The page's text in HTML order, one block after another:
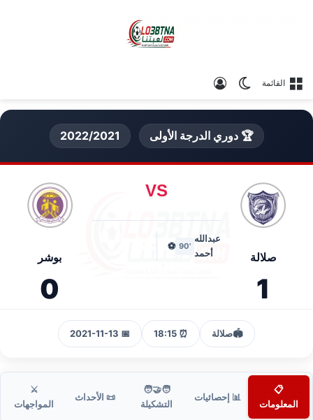
القائمة الوضع المظلم
🏆 دوري الدرجة الأولى 2022/2021
صلالة
1
VS
عبدالله
أحمد
'90
⚽
بوشر
0
🏟️صلالة ⏰ 18:15
📅 2021-11-13
📋
المعلومات
📊 إحصائيات
🧑‍🤝‍🧑
التشكيلة
📜 الأحداث
⚔️
المواجهات